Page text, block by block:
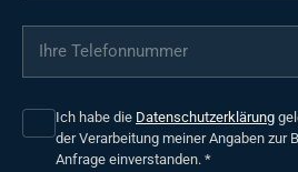
Ihre Telefonnummer
Ich habe die Datenschutzerklärung
der Verarbeitung meiner Angaben zur
Anfrage einverstanden. *